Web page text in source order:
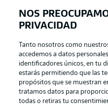
Publicidad
NOS
PRIVACIDAD
Tanto nosotros como
accedemos a datos
identificadores únicos, en tu
estarás permitiendo que las
propósitos que se muestran
tratamos datos para
todas o retiras tu